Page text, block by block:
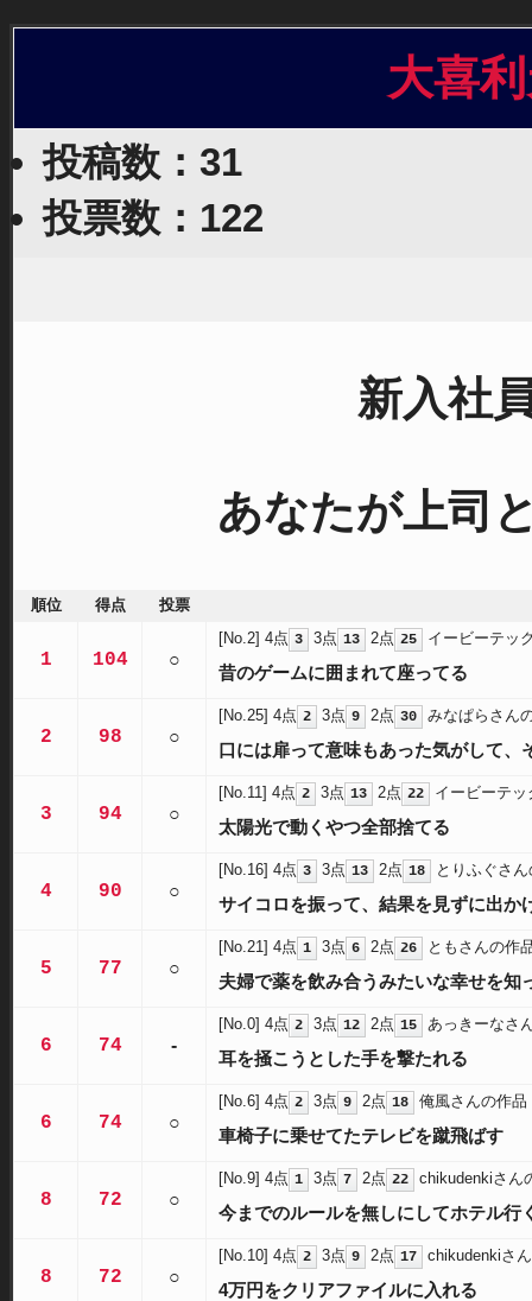
大喜
投稿数：31
投票数：122
新入社
あなたが上司
順位 得点 投票
1 104 ○
[No.2] 4点 3 3点 13 2点 25 イービーテッ
昔のゲームに囲まれて座ってる
2 98 ○
[No.25] 4点 2 3点 9 2点 30 みなぱらさん
口には扉って意味もあった気がして、
3 94 ○
[No.11] 4点 2 3点 13 2点 22 イービーテ
太陽光で動くやつ全部捨てる
4 90 ○
[No.16] 4点 3 3点 13 2点 18 とりふぐさ
サイコロを振って、結果を見ずに出か
5 77 ○
[No.21] 4点 1 3点 6 2点 26 ともさんの作
夫婦で薬を飲み合うみたいな幸せを知
6 74 -
[No.0] 4点 2 3点 12 2点 15 あっきーなさ
耳を掻こうとした手を撃たれる
6 74 ○
[No.6] 4点 2 3点 9 2点 18 俺風さんの作品
車椅子に乗せてたテレビを蹴飛ばす
8 72 ○
[No.9] 4点 1 3点 7 2点 22 chikudenkiさん
今までのルールを無しにしてホテル行
8 72 ○
[No.10] 4点 2 3点 9 2点 17 chikudenkiさ
4万円をクリアファイルに入れる